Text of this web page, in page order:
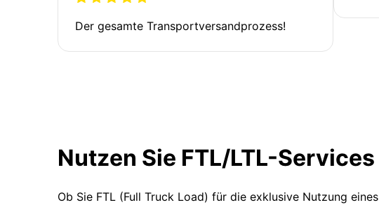
Der gesamte Transportversandprozess!
Nutzen Sie FTL/LTL-
Ob Sie FTL (Full Truck Load) für die exklusive Nutzung